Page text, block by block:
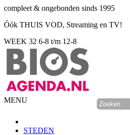
compleet & ongebonden sinds 1995
Óók THUIS VOD, Streaming en TV!
WEEK 32 6-8 t/m 12-8
MENU
STEDEN